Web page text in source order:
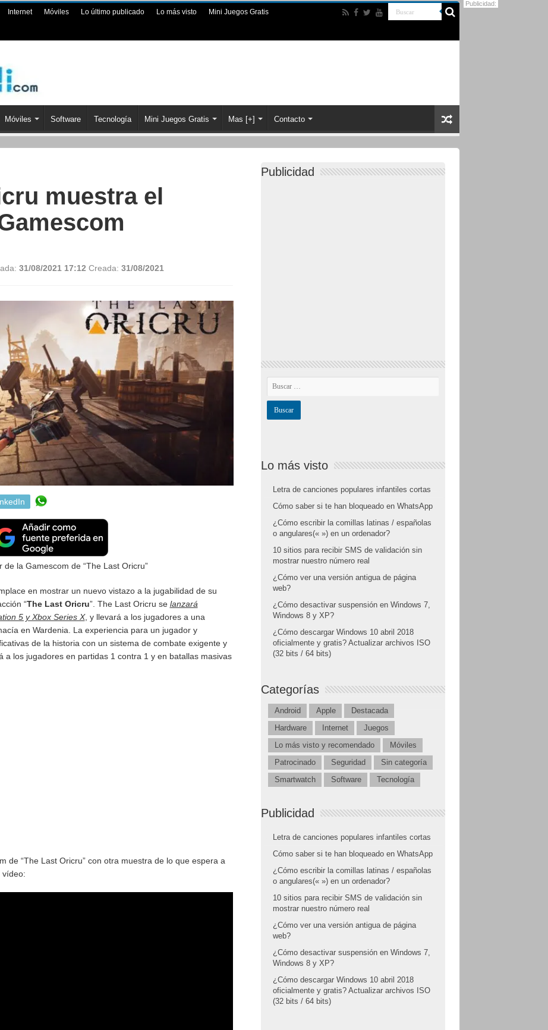
Internet Móviles Lo último publicado Lo más visto Mini Juegos Gratis
Móviles Software Tecnología Mini Juegos Gratis Mas [+] Contacto
muestra el
31/08/2021 17:12 Creada: 31/08/2021
la Gamescom de “The Last Oricru”
en mostrar un nuevo vistazo a la jugabilidad de su
“The Last Oricru”. The Last Oricru se lanzará
5 y Xbox Series X, y llevará a los jugadores a una
en Wardenia. La experiencia para un jugador y
de la historia con un sistema de combate exigente y
a los jugadores en partidas 1 contra 1 y en batallas masivas
de “The Last Oricru” con otra muestra de lo que espera a
vídeo:
Publicidad
Lo más visto
Letra de canciones populares infantiles cortas
Cómo saber si te han bloqueado en WhatsApp
¿Cómo escribir la comillas latinas / españolas
o angulares(« ») en un ordenador?
10 sitios para recibir SMS de validación sin
mostrar nuestro número real
¿Cómo ver una versión antigua de página
web?
¿Cómo desactivar suspensión en Windows 7,
Windows 8 y XP?
¿Cómo descargar Windows 10 abril 2018
oficialmente y gratis? Actualizar archivos ISO
(32 bits / 64 bits)
Categorías
Android Apple
Destacada
Hardware
Internet
Juegos
Lo más visto y recomendado
Móviles
Patrocinado
Seguridad
Sin categoría
Smartwatch
Software Tecnología
Publicidad
Letra de canciones populares infantiles cortas
Cómo saber si te han bloqueado en WhatsApp
¿Cómo escribir la comillas latinas / españolas
o angulares(« ») en un ordenador?
10 sitios para recibir SMS de validación sin
mostrar nuestro número real
¿Cómo ver una versión antigua de página
web?
¿Cómo desactivar suspensión en Windows 7,
Windows 8 y XP?
¿Cómo descargar Windows 10 abril 2018
oficialmente y gratis? Actualizar archivos ISO
(32 bits / 64 bits)
Publicidad: